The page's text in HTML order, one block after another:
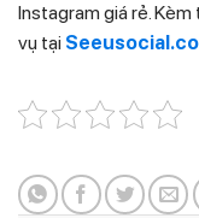
Instagram giá rẻ.
vụ tại